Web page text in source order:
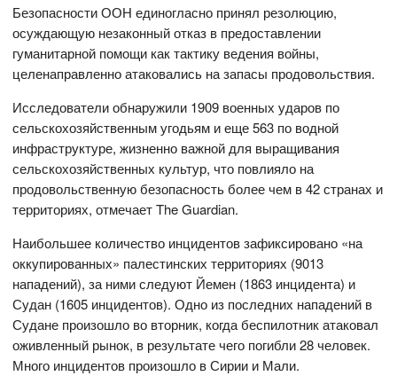
Безопасности ООН единогласно принял резолюцию,
осуждающую незаконный отказ в предоставлении
гуманитарной помощи как тактику ведения войны,
целенаправленно атаковались на запасы продовольствия.
Исследователи обнаружили 1909 военных ударов по
сельскохозяйственным угодьям и еще 563 по водной
инфраструктуре, жизненно важной для выращивания
сельскохозяйственных культур, что повлияло на
продовольственную безопасность более чем в 42 странах и
территориях, отмечает The Guardian.
Наибольшее количество инцидентов зафиксировано «на
оккупированных» палестинских территориях (9013
нападений), за ними следуют Йемен (1863 инцидента) и
Судан (1605 инцидентов). Одно из последних нападений в
Судане произошло во вторник, когда беспилотник атаковал
оживленный рынок, в результате чего погибли 28 человек.
Много инцидентов произошло в Сирии и Мали.